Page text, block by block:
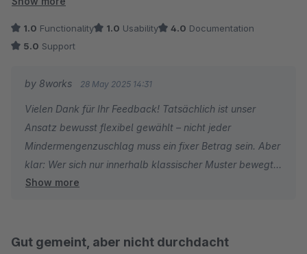
Dieses Plugin ist für mich so nicht nutzbar. Schade.
1.0 Functionality 1.0 Usability 4.0 Documentation
5.0 Support
by 8works 28 May 2025 14:31
Vielen Dank für Ihr Feedback! Tatsächlich ist unser
Ansatz bewusst flexibel gewählt – nicht jeder
Mindermengenzuschlag muss ein fixer Betrag sein. Aber
klar: Wer sich nur innerhalb klassischer Muster bewegt,
dem erschließen sich alternative Denkansätze oft nicht
Tellerrand doch noch ein Aha-Moment.
Show more
Gut gemeint, aber nicht durchdacht